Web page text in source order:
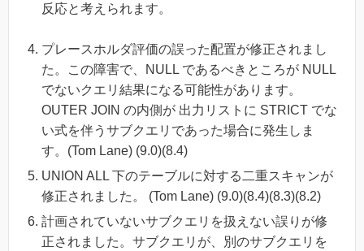
反応と考えられます。
プレースホルダ評価の誤った配置が修正されまし
た。この障害で、NULL であるべきところが NULL
でないクエリ結果になる可能性があります。
OUTER JOIN の内側が 出力リストに STRICT でな
い式を伴うサブクエリであった場合に発生しま
す。(Tom Lane) (9.0)(8.4)
UNION ALL 下のテーブルに対する二重スキャンが
修正されました。 (Tom Lane) (9.0)(8.4)(8.3)(8.2)
計画されていないサブクエリを扱えない誤りが修
正されました。サブクエリが、別のサブクエリを